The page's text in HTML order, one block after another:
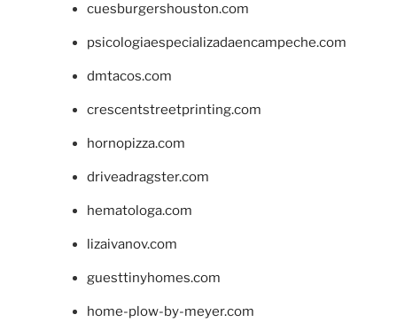
cuesburgershouston.com
psicologiaespecializadaencampeche.com
dmtacos.com
crescentstreetprinting.com
hornopizza.com
driveadragster.com
hematologa.com
lizaivanov.com
guesttinyhomes.com
home-plow-by-meyer.com